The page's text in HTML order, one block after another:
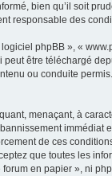
bien qu’il soit
responsable des
phpBB », «
peut être téléchargé
ou conduite
menaçant, à
de ces
que toutes les
en papier », ni